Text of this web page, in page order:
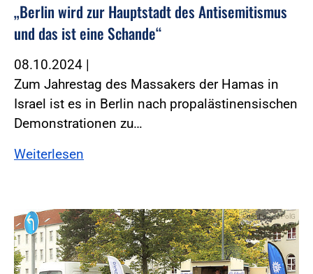
„Berlin wird zur Hauptstadt des Antisemitismus
und das ist eine Schande“
08.10.2024 |
Zum Jahrestag des Massakers der Hamas in
Israel ist es in Berlin nach propalästinensischen
Demonstrationen zu…
Weiterlesen
Foto:Foto: DPolG